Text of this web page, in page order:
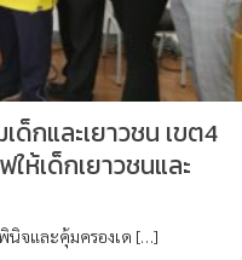
ด็กและเยาวชน เขต4
ห้เด็กเยาวชนและ
นิจและคุ้มครองเด […]